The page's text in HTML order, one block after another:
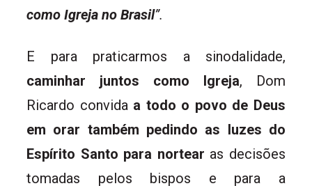
como Igreja no Brasil”.
E para praticarmos a sinodalidade,
caminhar juntos como Igreja, Dom
Ricardo convida a todo o povo de Deus
em orar também pedindo as luzes do
Espírito Santo para nortear as decisões
tomadas pelos bispos e para a